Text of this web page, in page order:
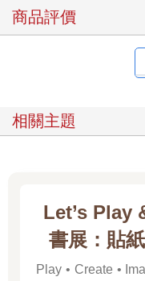
商品評價
相關主題
Let’s Play
書展：貼
Play • Create •